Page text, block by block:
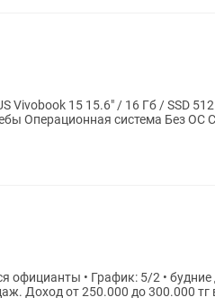
Vivobook 15 15.6" / 16 Гб / SSD
Операционная система Без ОС
дни 19:00 до 04:00 • Пт/C6:
после